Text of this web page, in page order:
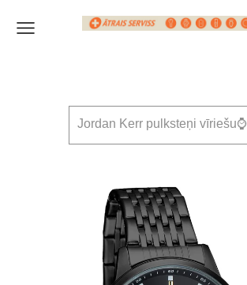
Jordan Kerr pulksteņi vīriešu⌚